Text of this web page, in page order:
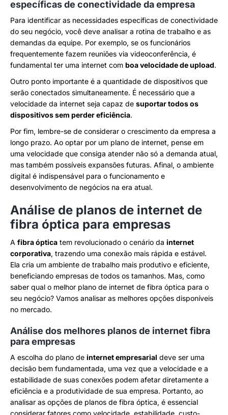
específicas de conectividade da empresa
Para identificar as necessidades específicas de conectividade
do seu negócio, você deve analisar a rotina de trabalho e as
demandas da equipe. Por exemplo, se os funcionários
frequentemente fazem reuniões via videoconferência, é
fundamental ter uma internet com boa velocidade de upload.
Outro ponto importante é a quantidade de dispositivos que
serão conectados simultaneamente. É necessário que a
velocidade da internet seja capaz de suportar todos os
dispositivos sem perder eficiência.
Por fim, lembre-se de considerar o crescimento da empresa a
longo prazo. Ao optar por um plano de internet, pense em
uma velocidade que consiga atender não só a demanda atual,
mas também possíveis expansões futuras. Afinal, o ambiente
digital é indispensável para o funcionamento e
desenvolvimento de negócios na era atual.
Análise de planos de internet de
fibra óptica para empresas
A fibra óptica tem revolucionado o cenário da internet
corporativa, trazendo uma conexão mais rápida e estável.
Ela cria um ambiente de trabalho mais produtivo e eficiente,
beneficiando empresas de todos os tamanhos. Mas, como
saber qual o melhor plano de internet de fibra óptica para o
seu negócio? Vamos analisar as melhores opções disponíveis
no mercado.
Análise dos melhores planos de internet fibra
para empresas
A escolha do plano de internet empresarial deve ser uma
decisão bem fundamentada, uma vez que a velocidade e a
estabilidade de suas conexões podem afetar diretamente a
eficiência e a produtividade de sua empresa. Portanto, ao
analisar as opções de planos de fibra óptica, é essencial
considerar fatores como velocidade, estabilidade, custo-